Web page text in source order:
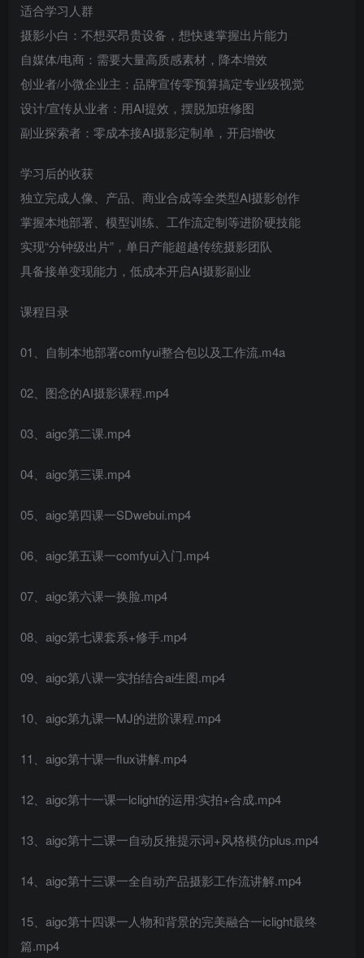
适合学习人群
摄影小白：不想买昂贵设备，想快速掌握出片能力
自媒体/电商：需要大量高质感素材，降本增效
创业者/小微企业主：品牌宣传零预算搞定专业级视觉
设计/宣传从业者：用AI提效，摆脱加班修图
副业探索者：零成本接AI摄影定制单，开启增收
学习后的收获
独立完成人像、产品、商业合成等全类型AI摄影创作
掌握本地部署、模型训练、工作流定制等进阶硬技能
实现“分钟级出片”，单日产能超越传统摄影团队
具备接单变现能力，低成本开启AI摄影副业
课程目录
01、自制本地部署comfyui整合包以及工作流.m4a
02、图念的AI摄影课程.mp4
03、aigc第二课.mp4
04、aigc第三课.mp4
05、aigc第四课一SDwebui.mp4
06、aigc第五课一comfyui入门.mp4
07、aigc第六课一换脸.mp4
08、aigc第七课套系+修手.mp4
09、aigc第八课一实拍结合ai生图.mp4
10、aigc第九课一MJ的进阶课程.mp4
11、aigc第十课一flux讲解.mp4
12、aigc第十一课一lclight的运用:实拍+合成.mp4
13、aigc第十二课一自动反推提示词+风格模仿plus.mp4
14、aigc第十三课一全自动产品摄影工作流讲解.mp4
15、aigc第十四课一人物和背景的完美融合一iclight最终
篇.mp4